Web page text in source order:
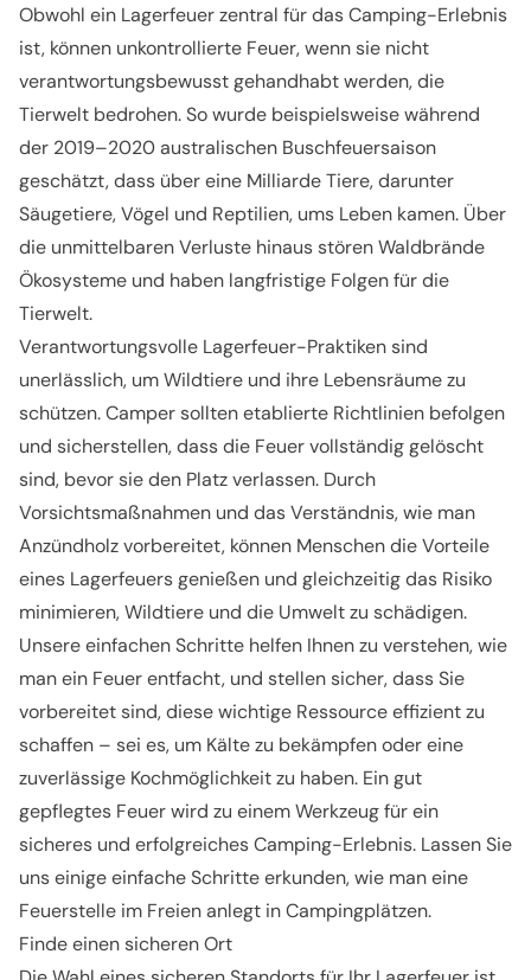
Obwohl ein Lagerfeuer zentral für das Camping-Erlebnis
ist, können unkontrollierte Feuer, wenn sie nicht
verantwortungsbewusst gehandhabt werden, die
Tierwelt bedrohen. So wurde beispielsweise während
der 2019–2020 australischen Buschfeuersaison
geschätzt, dass über eine Milliarde Tiere, darunter
Säugetiere, Vögel und Reptilien, ums Leben kamen. Über
die unmittelbaren Verluste hinaus stören Waldbrände
Ökosysteme und haben langfristige Folgen für die
Tierwelt.
Verantwortungsvolle Lagerfeuer-Praktiken sind
unerlässlich, um Wildtiere und ihre Lebensräume zu
schützen. Camper sollten etablierte Richtlinien befolgen
und sicherstellen, dass die Feuer vollständig gelöscht
sind, bevor sie den Platz verlassen. Durch
Vorsichtsmaßnahmen und das Verständnis, wie man
Anzündholz vorbereitet, können Menschen die Vorteile
eines Lagerfeuers genießen und gleichzeitig das Risiko
minimieren, Wildtiere und die Umwelt zu schädigen.
Unsere einfachen Schritte helfen Ihnen zu verstehen, wie
man ein Feuer entfacht, und stellen sicher, dass Sie
vorbereitet sind, diese wichtige Ressource effizient zu
schaffen – sei es, um Kälte zu bekämpfen oder eine
zuverlässige Kochmöglichkeit zu haben. Ein gut
gepflegtes Feuer wird zu einem Werkzeug für ein
sicheres und erfolgreiches Camping-Erlebnis. Lassen Sie
uns einige einfache Schritte erkunden, wie man eine
Feuerstelle im Freien anlegt inCampingplätzen.
Finde einen sicheren Ort